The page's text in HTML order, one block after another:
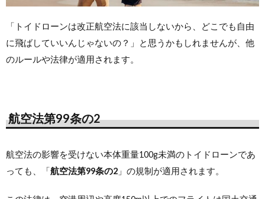
「トイドローンは改正航空法に該当しないから、どこでも自由
に飛ばしていいんじゃないの？」と思うかもしれませんが、他
のルールや法律が適用されます。
航空法第99条の2
航空法の影響を受けない本体重量100g未満のトイドローンであ
っても、「航空法第99条の2 」の規制が適用されます。